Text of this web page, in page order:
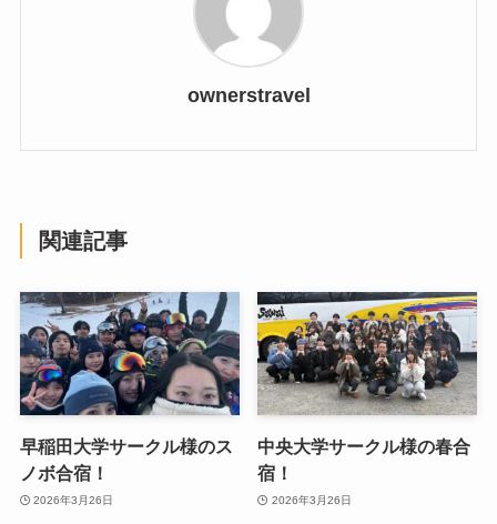
ownerstravel
関連記事
早稲田大学サークル様のス
ノボ合宿！
2026年3月26日
中央大学サークル様の春合
宿！
2026年3月26日